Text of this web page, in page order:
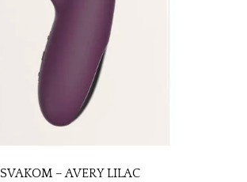
SVAKOM – AVERY LILAC